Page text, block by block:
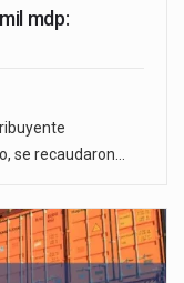
mdp:
se recaudaron…